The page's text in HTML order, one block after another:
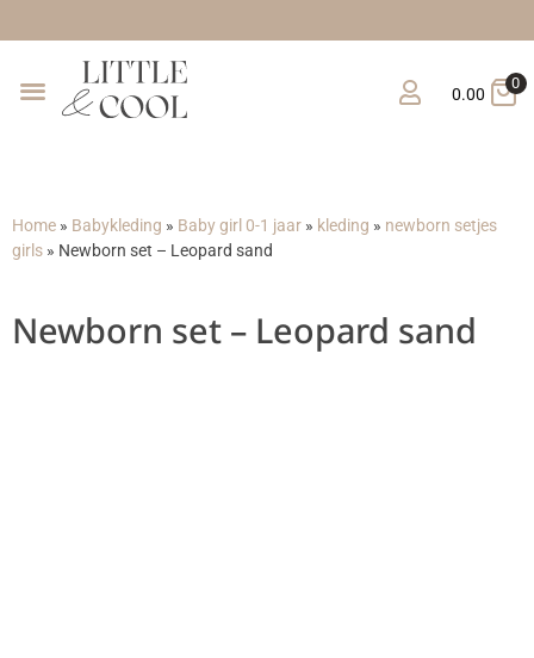
0.00
0
Home » Babykleding » Baby girl 0-1 jaar » kleding » newborn setjes
girls » Newborn set – Leopard sand
Newborn set – Leopard sand